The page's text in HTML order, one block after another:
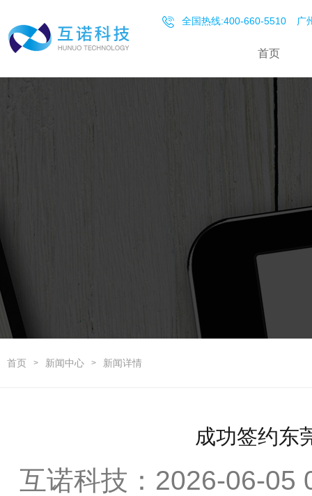
全国热线:400-660-5510 广
首页
首页 > 新闻中心 > 新闻详情
成功签约东
互诺科技：2026-06-